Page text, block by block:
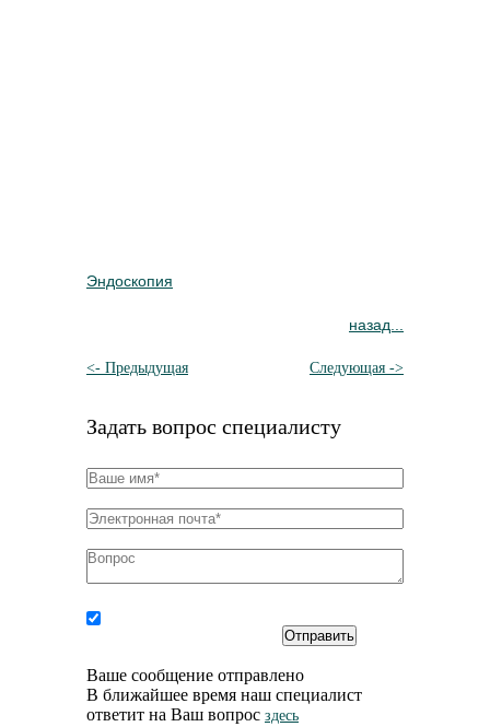
Эндоскопия
назад...
<- Предыдущая Следующая ->
Задать вопрос специалисту
Ваше сообщение отправлено
В ближайшее время наш специалист
ответит на Ваш вопрос здесь